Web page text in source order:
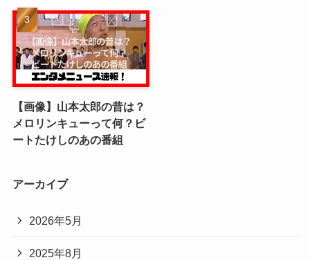
【画像】山本太郎の昔は？
メロリンキューって何？ビ
ートたけしのあの番組
アーカイブ
2026年5月
2025年8月